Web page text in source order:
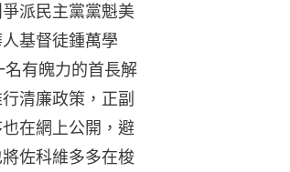
派民主黨黨魁美
基督徒鍾萬學
名有魄力的首長解
清廉政策，正副
在網上公開，避
佐科維多多在梭